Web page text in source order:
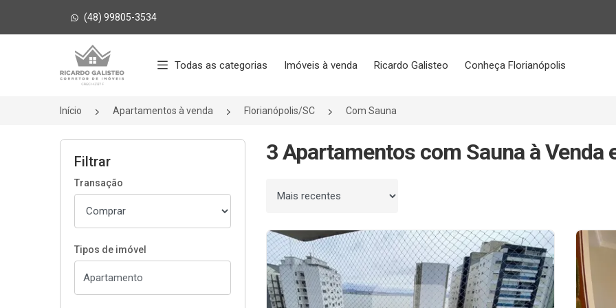
(48) 99805-3534
Página inicial
Todas as categorias Imóveis à venda Ricardo Galisteo Conheça Florianópolis
Início Apartamentos à venda Florianópolis/SC Com Sauna
Filtrar
Transação
Tipos de imóvel
3 Apartamentos com Sauna à Venda
Ordenar por